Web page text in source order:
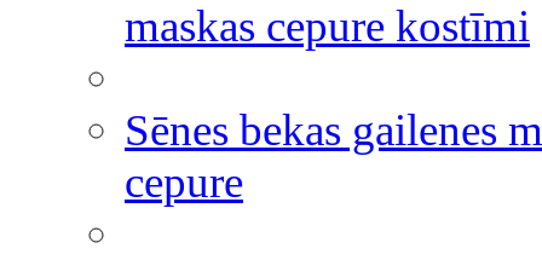
maskas cepure kostīmi
Sēnes bekas gailenes
cepure